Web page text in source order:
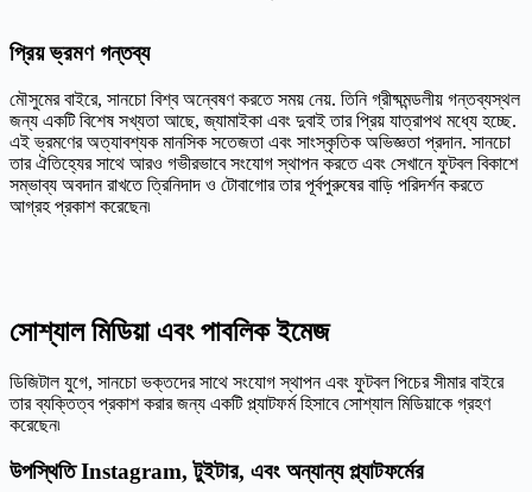
প্রিয় ভ্রমণ গন্তব্য
মৌসুমের বাইরে, সানচো বিশ্ব অন্বেষণ করতে সময় নেয়. তিনি গ্রীষ্মমন্ডলীয় গন্তব্যস্থল
জন্য একটি বিশেষ সখ্যতা আছে, জ্যামাইকা এবং দুবাই তার প্রিয় যাত্রাপথ মধ্যে হচ্ছে.
এই ভ্রমণের অত্যাবশ্যক মানসিক সতেজতা এবং সাংস্কৃতিক অভিজ্ঞতা প্রদান. সানচো
তার ঐতিহ্যের সাথে আরও গভীরভাবে সংযোগ স্থাপন করতে এবং সেখানে ফুটবল বিকাশে
সম্ভাব্য অবদান রাখতে ত্রিনিদাদ ও টোবাগোর তার পূর্বপুরুষের বাড়ি পরিদর্শন করতে
আগ্রহ প্রকাশ করেছেন৷
সোশ্যাল মিডিয়া এবং পাবলিক ইমেজ
ডিজিটাল যুগে, সানচো ভক্তদের সাথে সংযোগ স্থাপন এবং ফুটবল পিচের সীমার বাইরে
তার ব্যক্তিত্ব প্রকাশ করার জন্য একটি প্ল্যাটফর্ম হিসাবে সোশ্যাল মিডিয়াকে গ্রহণ
করেছেন৷
উপস্থিতি Instagram, টুইটার, এবং অন্যান্য প্ল্যাটফর্মের